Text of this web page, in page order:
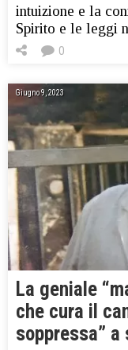
intuizione e la
Spirito e le leggi
0
Giugno 9, 2023
La geniale
che cura il
soppressa” a